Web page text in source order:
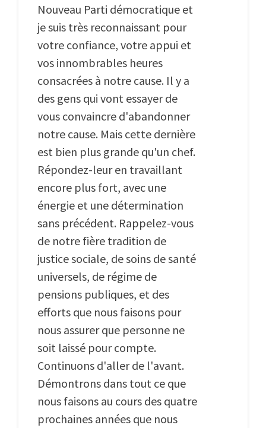
Nouveau Parti démocratique et
je suis très reconnaissant pour
votre confiance, votre appui et
vos innombrables heures
consacrées à notre cause. Il y a
des gens qui vont essayer de
vous convaincre d'abandonner
notre cause. Mais cette dernière
est bien plus grande qu'un chef.
Répondez-leur en travaillant
encore plus fort, avec une
énergie et une détermination
sans précédent. Rappelez-vous
de notre fière tradition de
justice sociale, de soins de santé
universels, de régime de
pensions publiques, et des
efforts que nous faisons pour
nous assurer que personne ne
soit laissé pour compte.
Continuons d'aller de l'avant.
Démontrons dans tout ce que
nous faisons au cours des quatre
prochaines années que nous